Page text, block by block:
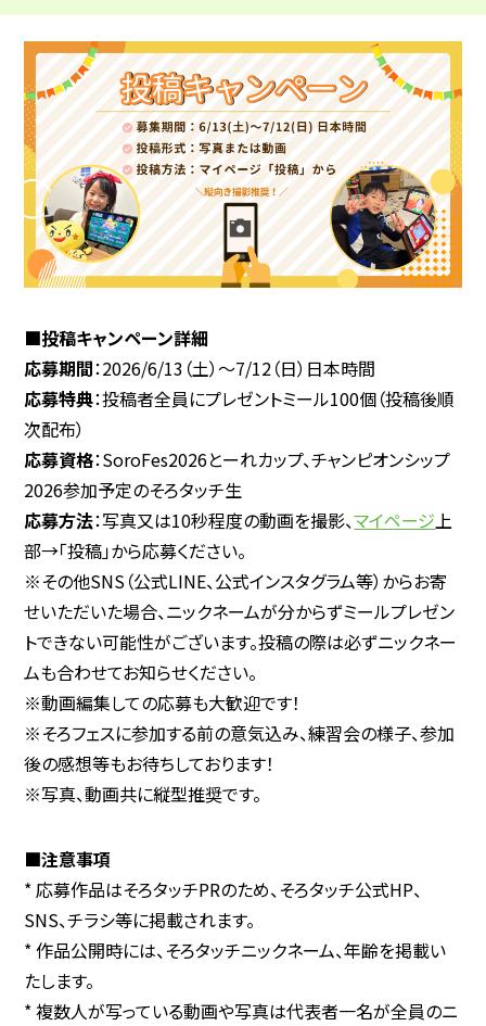
■投稿キャンペーン詳細
応募期間：2026/6/13（土）～7/12（日）日本時間
応募特典：投稿者全員にプレゼントミール100個（投稿後順
次配布）
応募資格：SoroFes2026とーれカップ、チャンピオンシップ
2026参加予定のそろタッチ生
応募方法：写真又は10秒程度の動画を撮影、マイページ上
部→「投稿」から応募ください。
※その他SNS（公式LINE、公式インスタグラム等）からお寄
せいただいた場合、ニックネームが分からずミールプレゼン
トできない可能性がございます。投稿の際は必ずニックネー
ムも合わせてお知らせください。
※動画編集しての応募も大歓迎です！
※そろフェスに参加する前の意気込み、練習会の様子、参加
後の感想等もお待ちしております！
※写真、動画共に縦型推奨です。
■注意事項
* 応募作品はそろタッチPRのため、そろタッチ公式HP、
SNS、チラシ等に掲載されます。
* 作品公開時には、そろタッチニックネーム、年齢を掲載い
たします。
* 複数人が写っている動画や写真は代表者一名が全員のニ